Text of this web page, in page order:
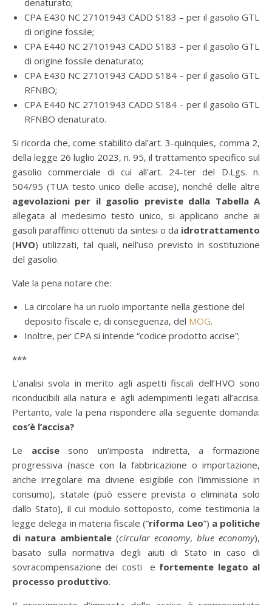
denaturato;
CPA E430 NC 27101943 CADD S183 – per il gasolio GTL
di origine fossile;
CPA E440 NC 27101943 CADD S183 – per il gasolio GTL
di origine fossile denaturato;
CPA E430 NC 27101943 CADD S184 – per il gasolio GTL
RFNBO;
CPA E440 NC 27101943 CADD S184 – per il gasolio GTL
RFNBO denaturato.
Si ricorda che, come stabilito dal’art. 3-quinquies, comma 2,
della legge 26 luglio 2023, n. 95, il trattamento specifico sul
gasolio commerciale di cui all’art. 24-ter del D.Lgs. n.
504/95 (TUA testo unico delle accise), nonché delle altre
agevolazioni per il gasolio previste dalla Tabella A
allegata al medesimo testo unico, si applicano anche ai
gasoli paraffinici ottenuti da sintesi o da idrotrattamento
(HVO) utilizzati, tal quali, nell’uso previsto in sostituzione
del gasolio.
Vale la pena notare che:
La circolare ha un ruolo importante nella gestione del
deposito fiscale e, di conseguenza, del MOG.
Inoltre, per CPA si intende “codice prodotto accise”;
***
L’analisi svola in merito agli aspetti fiscali dell’HVO sono
riconducibili alla natura e agli adempimenti legati all’accisa.
Pertanto, vale la pena rispondere alla seguente domanda:
cos’è l’accisa?
Le accise sono un’imposta indiretta, a formazione
progressiva (nasce con la fabbricazione o importazione,
anche irregolare ma diviene esigibile con l’immissione in
consumo), statale (può essere prevista o eliminata solo
dallo Stato), il cui modulo sottoposto, come testimonia la
legge delega in materia fiscale (“riforma Leo”) a politiche
di natura ambientale (circular economy, blue economy),
basato sulla normativa degli aiuti di Stato in caso di
sovracompensazione dei costi e fortemente legato al
processo produttivo.